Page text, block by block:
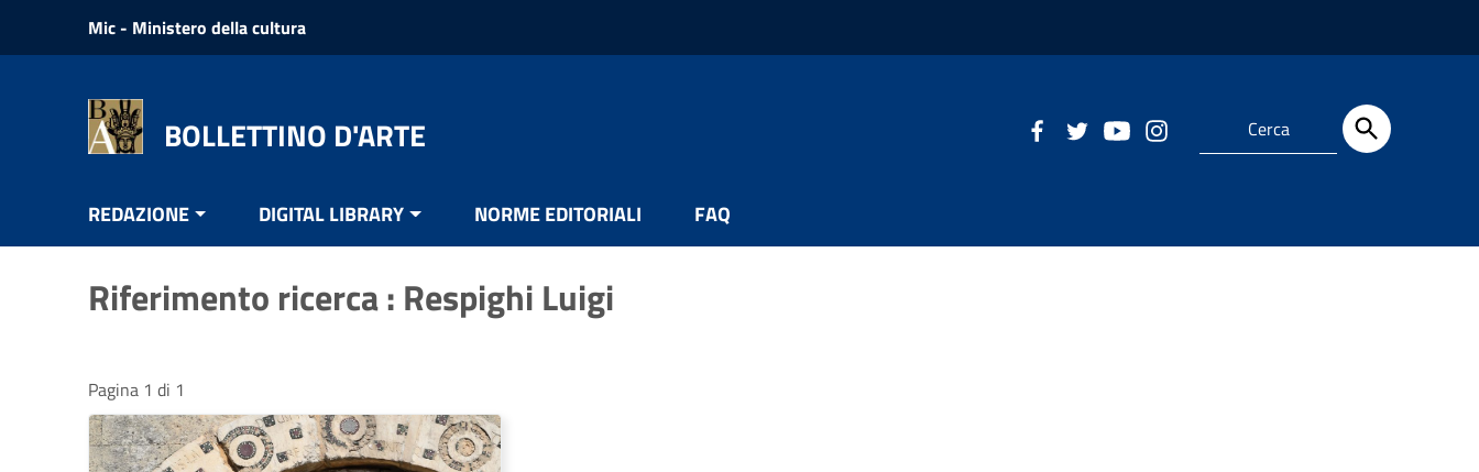
Vai ai contenuti
Vai al menu di navigazione
Mic - Ministero della cultura
BOLLETTINO D'ARTE
REDAZIONE DIGITAL LIBRARY NORME EDITORIALI FAQ
Riferimento ricerca : Respighi Luigi
Pagina 1 di 1